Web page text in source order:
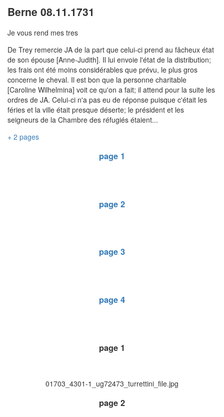
Berne 08.11.1731
Je vous rend mes tres
De Trey remercie JA de la part que celui-ci prend au fâcheux état
de son épouse [Anne-Judith]. Il lui envoie l'état de la distribution;
les frais ont été moins considérables que prévu, le plus gros
concerne le cheval. Il est bon que la personne charitable
[Caroline Wilhelmina] voit ce qu'on a fait; il attend pour la suite les
ordres de JA. Celui-ci n'a pas eu de réponse puisque c'était les
féries et la ville était presque déserte; le président et les
seigneurs de la Chambre des réfugiés étaient...
+ 2 pages
page 1
page 2
page 3
page 4
page 1
01703_4301-1_ug72473_turrettini_file.jpg
page 2